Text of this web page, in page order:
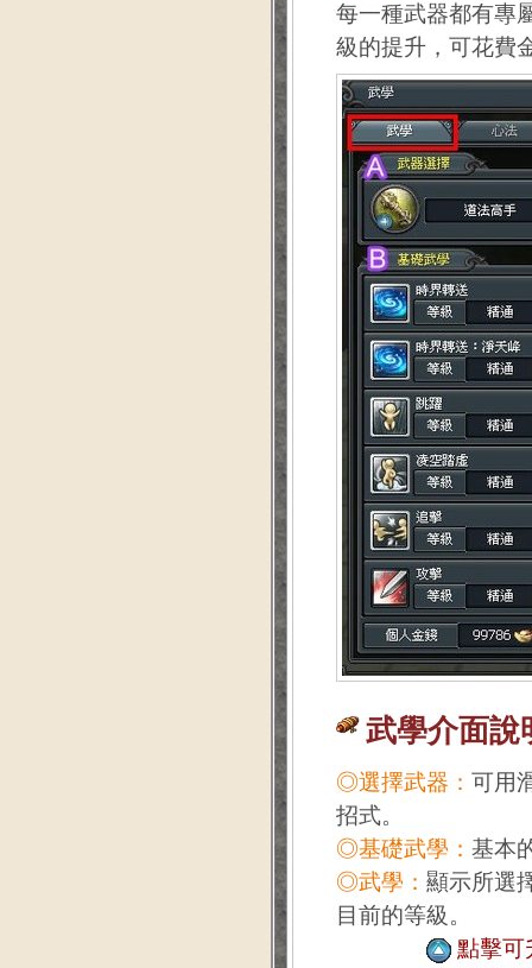
每一種武器都有專
級的提升，可花費
武學介面說
◎選擇武器： 可用
招式。
◎基礎武學： 基本
◎武學： 顯示所選
目前的等級。
點擊可